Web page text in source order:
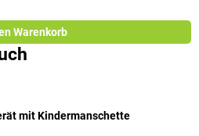
Warenkorb
mit Kindermanschette